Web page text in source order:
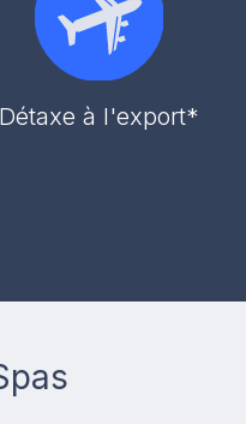
Détaxe à l'export*